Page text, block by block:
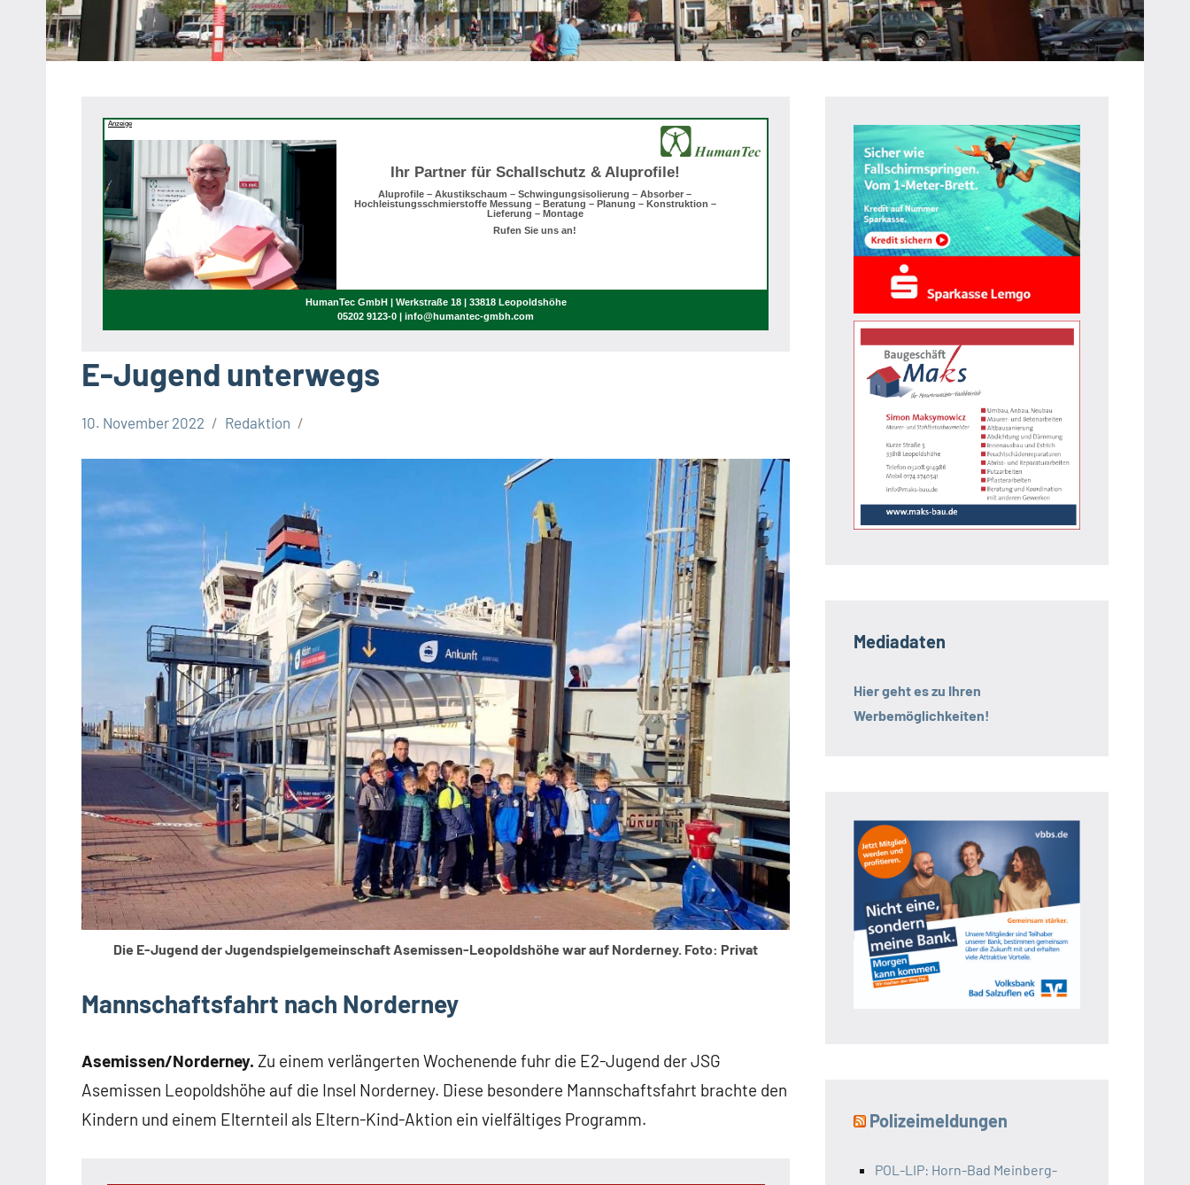
Heipke,
Leopoldshöhe,
Anzeige
Ihr Partner für Schallschutz & Aluprofile!
Aluprofile – Akustikschaum – Schwingungsisolierung – Absorber –
Hochleistungsschmierstoffe Messung – Beratung – Planung – Konstruktion –
Lieferung – Montage
Rufen Sie uns an!
HumanTec GmbH | Werkstraße 18 | 33818 Leopoldshöhe
05202 9123-0 | info@humantec-gmbh.com
E-Jugend unterwegs
10. November 2022 Redaktion
Die E-Jugend der Jugendspielgemeinschaft Asemissen-Leopoldshöhe war auf Norderney. Foto: Privat
Mannschaftsfahrt nach Norderney
Asemissen/Norderney. Zu einem verlängerten Wochenende fuhr die E2-Jugend der JSG
Asemissen Leopoldshöhe auf die Insel Norderney. Diese besondere Mannschaftsfahrt brachte den
Kindern und einem Elternteil als Eltern-Kind-Aktion ein vielfältiges Programm.
Mediadaten
Hier geht es zu Ihren
Werbemöglichkeiten!
Polizeimeldungen
POL-LIP: Horn-Bad Meinberg-